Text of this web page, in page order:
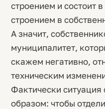
строением и состоит
строением в
А значит,
муниципалитет,
скажем негативно,
техническим
Фактически
образом: чтобы